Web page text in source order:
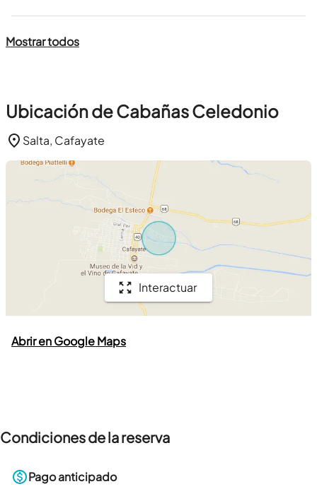
Mostrar todos
Ubicación de Cabañas Celedonio
Salta, Cafayate
Interactuar
Abrir en Google Maps
Condiciones de la reserva
Pago anticipado